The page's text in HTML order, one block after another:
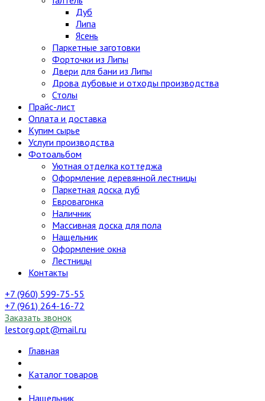
Дуб
Липа
Ясень
Паркетные заготовки
Форточки из Липы
Двери для бани из Липы
Дрова дубовые и отходы производства
Столы
Прайс-лист
Оплата и доставка
Купим сырье
Услуги производства
Фотоальбом
Уютная отделка коттеджа
Оформление деревянной лестницы
Паркетная доска дуб
Евровагонка
Наличник
Массивная доска для пола
Нащельник
Оформление окна
Лестницы
Контакты
+7 (960) 599-75-55
+7 (961) 264-16-72
Заказать звонок
lestorg.opt@mail.ru
Главная
Каталог товаров
Нащельник